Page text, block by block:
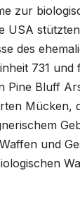
zur
USA
des
731
Pine Bluff
Mücken,
und